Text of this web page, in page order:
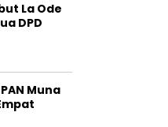
La Ode
DPD
Muna